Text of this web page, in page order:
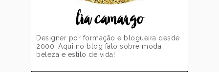
lia camargo
Designer por formação e blogueira desde
2000. Aqui no blog falo sobre moda,
beleza e estilo de vida!